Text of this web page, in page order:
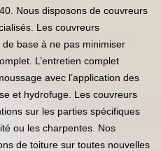
Nous disposons de couvreurs
Les couvreurs
base à ne pas minimiser
L’entretien complet
avec l’application des
et hydrofuge. Les couvreurs
sur les parties spécifiques
ou les charpentes. Nos
de toiture sur toutes nouvelles